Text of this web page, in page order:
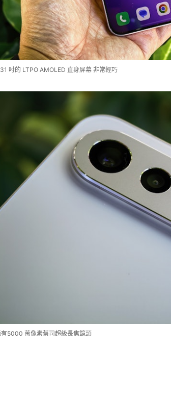
吋的 LTPO AMOLED 直身屏幕 非常輕巧
5000 萬像素蔡司超級長焦鏡頭